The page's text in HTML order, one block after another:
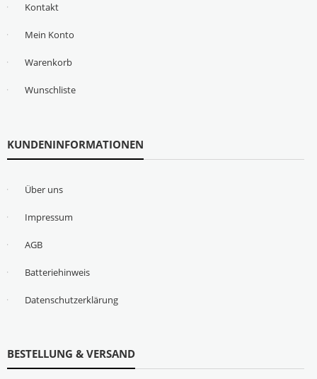
Kontakt
Mein Konto
Warenkorb
Wunschliste
KUNDENINFORMATIONEN
Über uns
Impressum
AGB
Batteriehinweis
Datenschutzerklärung
BESTELLUNG & VERSAND